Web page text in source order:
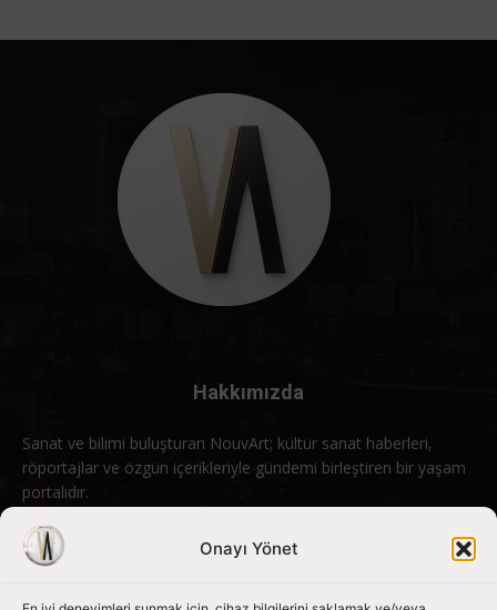
Onayı Yönet
Hakkımızda
Sanat ve bilimi buluşturan NouvArt; kültür sanat haberleri,
röportajlar ve özgün içerikleriyle gündemi birleştiren bir yaşam
portalıdır.
Bizimle iletişime geçin: info@nouvart.net